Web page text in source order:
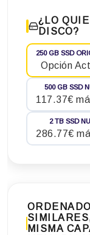
¿LO
DISCO?
250 GB SSD
Opción
500 GB SSD
117.37€
2 TB SSD
286.77€
MISMA